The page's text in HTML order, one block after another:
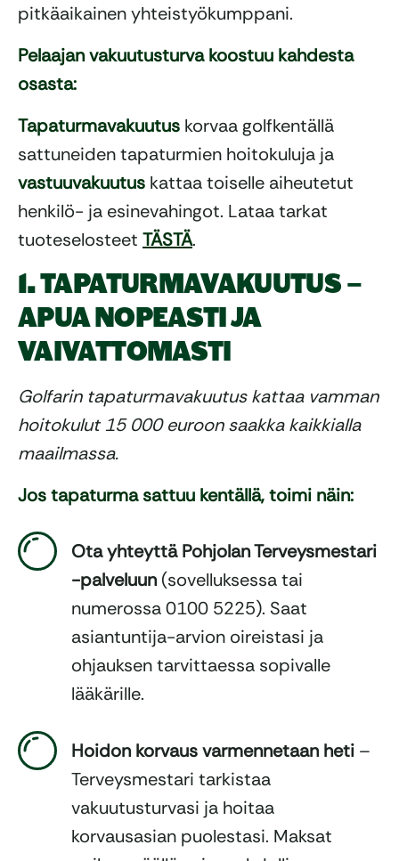
pitkäaikainen yhteistyökumppani.
Pelaajan vakuutusturva koostuu kahdesta
osasta:
Tapaturmavakuutus korvaa golfkentällä
sattuneiden tapaturmien hoitokuluja ja
vastuuvakuutus kattaa toiselle aiheutetut
henkilö- ja esinevahingot. Lataa tarkat
tuoteselosteet TÄSTÄ.
1. TAPATURMAVAKUUTUS –
APUA NOPEASTI JA
VAIVATTOMASTI
Golfarin tapaturmavakuutus kattaa vamman
hoitokulut 15 000 euroon saakka kaikkialla
maailmassa.
Jos tapaturma sattuu kentällä, toimi näin:
Ota yhteyttä Pohjolan Terveysmestari
-palveluun (sovelluksessa tai
numerossa 0100 5225). Saat
asiantuntija-arvion oireistasi ja
ohjauksen tarvittaessa sopivalle
lääkärille.
Hoidon korvaus varmennetaan heti –
Terveysmestari tarkistaa
vakuutusturvasi ja hoitaa
korvausasian puolestasi. Maksat